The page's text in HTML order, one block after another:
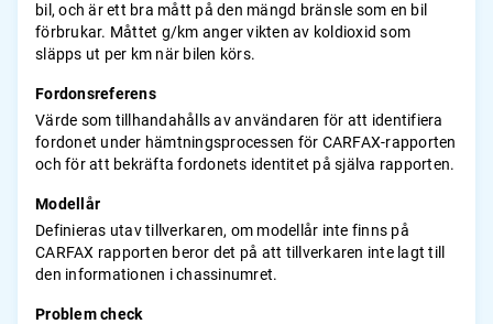
bil, och är ett bra mått på den mängd bränsle som en bil
förbrukar. Måttet g/km anger vikten av koldioxid som
släpps ut per km när bilen körs.
Fordonsreferens
Värde som tillhandahålls av användaren för att identifiera
fordonet under hämtningsprocessen för CARFAX-rapporten
och för att bekräfta fordonets identitet på själva rapporten.
Modellår
Definieras utav tillverkaren, om modellår inte finns på
CARFAX rapporten beror det på att tillverkaren inte lagt till
den informationen i chassinumret.
Problem check